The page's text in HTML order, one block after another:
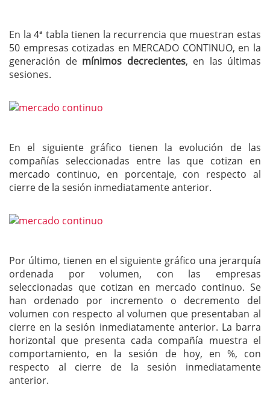
En la 4ª tabla tienen la recurrencia que muestran estas
50 empresas cotizadas en MERCADO CONTINUO, en la
generación de mínimos decrecientes, en las últimas
sesiones.
En el siguiente gráfico tienen la evolución de las
compañías seleccionadas entre las que cotizan en
mercado continuo, en porcentaje, con respecto al
cierre de la sesión inmediatamente anterior.
Por último, tienen en el siguiente gráfico una jerarquía
ordenada por volumen, con las empresas
seleccionadas que cotizan en mercado continuo. Se
han ordenado por incremento o decremento del
volumen con respecto al volumen que presentaban al
cierre en la sesión inmediatamente anterior. La barra
horizontal que presenta cada compañía muestra el
comportamiento, en la sesión de hoy, en %, con
respecto al cierre de la sesión inmediatamente
anterior.